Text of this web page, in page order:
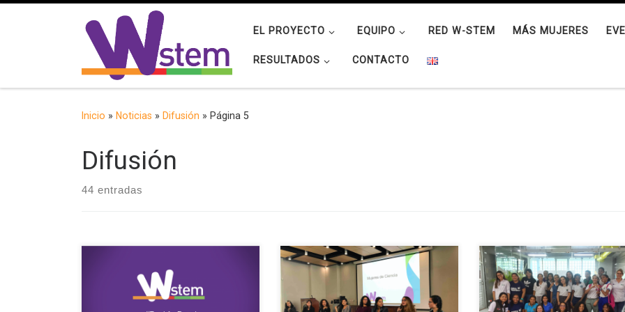
Saltar al contenido
EL PROYECTO EQUIPO RED W-STEM MÁS MUJERES
RESULTADOS CONTACTO
Inicio » Noticias » Difusión » Página 5
Difusión
44 entradas
una colección de vídeos para
responder la siguiente pregunta:
Es la primera vez que la Facultad de
Ciencias hace una reunión de
bienvenida para todos los
estudiantes de primer año de
La Universidad Tecnológica de
Bolívar celebró el 11 de febrero
Día Internacional de la Mujer y la
en la Ciencia con muchas